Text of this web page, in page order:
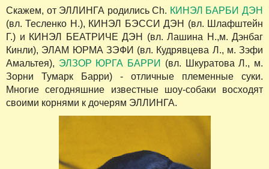
Скажем, от ЭЛЛИНГА родились Ch. КИНЭЛ БАРБИ ДЭН
(вл. Тесленко Н.), КИНЭЛ БЭССИ ДЭН (вл. Шлафштейн
Г.) и КИНЭЛ БЕАТРИЧЕ ДЭН (вл. Лашина Н.,м. Дэнбаг
Кинли), ЭЛАМ ЮРМА ЗЭФИ (вл. Кудрявцева Л., м. Зэфи
Амальтея), ЭЛЗОР ЮРГА БАРРИ
(вл. Шкуратова Л., м.
Зорни Тумарк Барри) - отличные племенные суки.
Многие сегодняшние известные шоу-собаки восходят
своими корнями к дочерям ЭЛЛИНГА.